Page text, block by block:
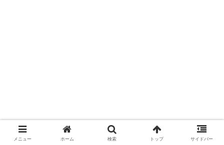
メニュー ホーム 検索 トップ サイドバー